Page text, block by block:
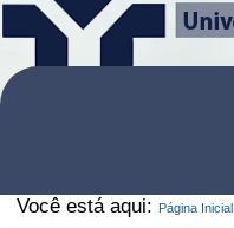
Você está aqui: Página Inicial